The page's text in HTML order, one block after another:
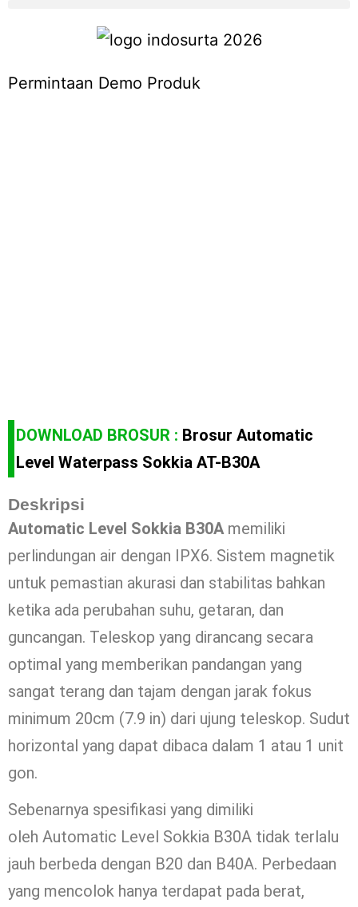
Permintaan Demo Produk
DOWNLOAD BROSUR : Brosur Automatic
Level Waterpass Sokkia AT-B30A
Deskripsi
Automatic Level Sokkia B30A memiliki
perlindungan air dengan IPX6. Sistem magnetik
untuk pemastian akurasi dan stabilitas bahkan
ketika ada perubahan suhu, getaran, dan
guncangan. Teleskop yang dirancang secara
optimal yang memberikan pandangan yang
sangat terang dan tajam dengan jarak fokus
minimum 20cm (7.9 in) dari ujung teleskop. Sudut
horizontal yang dapat dibaca dalam 1 atau 1 unit
gon.
Sebenarnya spesifikasi yang dimiliki
oleh Automatic Level Sokkia B30A tidak terlalu
jauh berbeda dengan B20 dan B40A. Perbedaan
yang mencolok hanya terdapat pada berat,